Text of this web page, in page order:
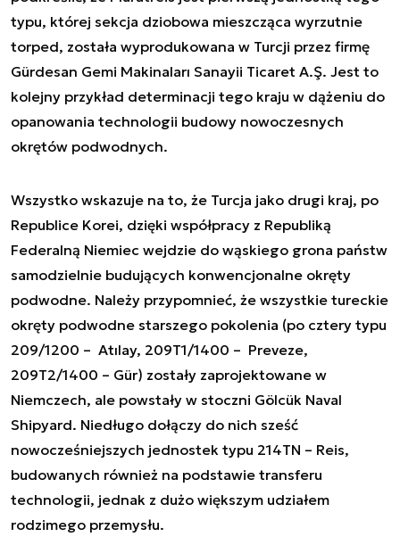
typu, której sekcja dziobowa mieszcząca wyrzutnie
torped, została wyprodukowana w Turcji przez firmę
Gürdesan Gemi Makinaları Sanayii Ticaret A.Ş. Jest to
kolejny przykład determinacji tego kraju w dążeniu do
opanowania technologii budowy nowoczesnych
okrętów podwodnych.
Wszystko wskazuje na to, że Turcja jako drugi kraj, po
Republice Korei, dzięki współpracy z Republiką
Federalną Niemiec wejdzie do wąskiego grona państw
samodzielnie budujących konwencjonalne okręty
podwodne. Należy przypomnieć, że wszystkie tureckie
okręty podwodne starszego pokolenia (po cztery typu
209/1200 – Atılay, 209T1/1400 – Preveze,
209T2/1400 – Gür) zostały zaprojektowane w
Niemczech, ale powstały w stoczni Gölcük Naval
Shipyard. Niedługo dołączy do nich sześć
nowocześniejszych jednostek typu 214TN – Reis,
budowanych również na podstawie transferu
technologii, jednak z dużo większym udziałem
rodzimego przemysłu.